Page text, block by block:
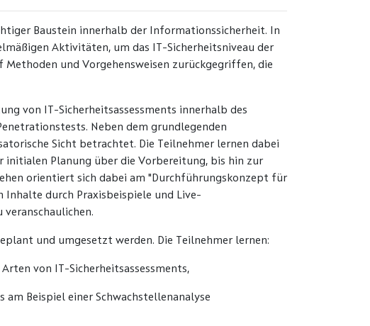
Baustein innerhalb der Informationssicherheit. In
Aktivitäten, um das IT-Sicherheitsniveau der
und Vorgehensweisen zurückgegriffen, die
von IT-Sicherheitsassessments innerhalb des
Neben dem grundlegenden
Sicht betrachtet. Die Teilnehmer lernen dabei
initialen Planung über die Vorbereitung, bis hin zur
orientiert sich dabei am "Durchführungskonzept für
Inhalte durch Praxisbeispiele und Live-
und umgesetzt werden. Die Teilnehmer lernen:
von IT-Sicherheitsassessments,
am Beispiel einer Schwachstellenanalyse